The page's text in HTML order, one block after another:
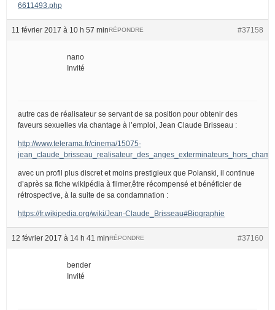
6611493.php
11 février 2017 à 10 h 57 min #37158
RÉPONDRE
nano
Invité
autre cas de réalisateur se servant de sa position pour obtenir des
faveurs sexuelles via chantage à l’emploi, Jean Claude Brisseau :
http://www.telerama.fr/cinema/15075-
avec un profil plus discret et moins prestigieux que Polanski, il continue
d’après sa fiche wikipédia à filmer,être récompensé et bénéficier de
rétrospective, à la suite de sa condamnation :
https://fr.wikipedia.org/wiki/Jean-Claude_Brisseau#Biographie
12 février 2017 à 14 h 41 min #37160
RÉPONDRE
bender
Invité